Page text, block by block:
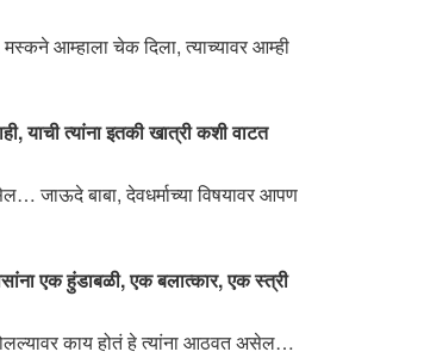
आम्हाला चेक दिला, त्याच्यावर आम्ही
याची त्यांना इतकी खात्री कशी वाटत
जाऊदे बाबा, देवधर्माच्या विषयावर आपण
एक हुंडाबळी, एक बलात्कार, एक स्त्री
बोलल्यावर काय होतं हे त्यांना आठवत असेल…